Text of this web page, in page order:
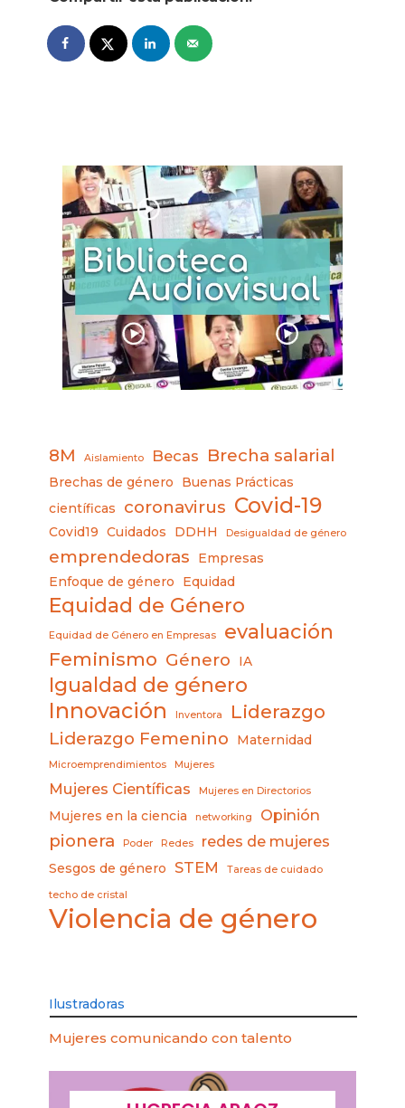
8M Aislamiento Becas Brecha salarial
Brechas de género
Buenas Prácticas
científicas
coronavirus Covid-19
Covid19 Cuidados DDHH Desigualdad de género
emprendedoras
Empresas
Enfoque de género
Equidad
Equidad de Género
Equidad de Género en Empresas evaluación
Feminismo Género IA
Igualdad de género
Innovación Inventora Liderazgo
Liderazgo Femenino Maternidad
Microemprendimientos Mujeres
Mujeres Científicas Mujeres en Directorios
Mujeres en la ciencia networking Opinión
pionera Poder Redes redes de mujeres
Sesgos de género STEM Tareas de cuidado
techo de cristal
Violencia de género
Ilustradoras
Mujeres comunicando con talento